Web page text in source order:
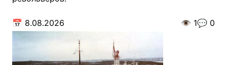
📅 8.08.2026 👁️ 1💬 0